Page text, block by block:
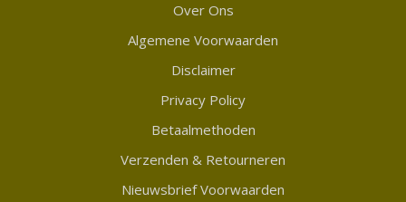
Over Ons
Algemene Voorwaarden
Disclaimer
Privacy Policy
Betaalmethoden
Verzenden & Retourneren
Nieuwsbrief Voorwaarden